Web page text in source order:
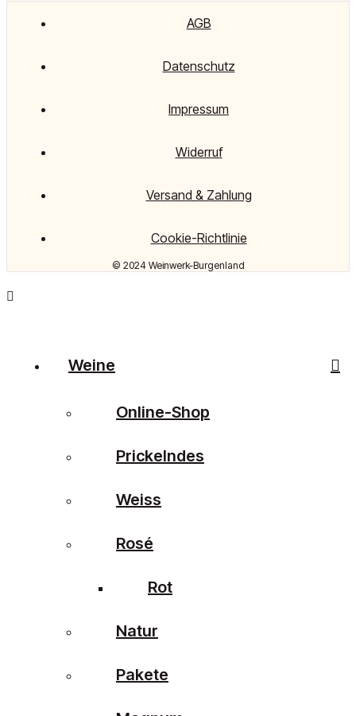
© 2024 Weinwerk-Burgenland
AGB
Datenschutz
Impressum
Widerruf
Versand & Zahlung
Cookie-Richtlinie
Weine
Online-Shop
Prickelndes
Weiss
Rosé
Rot
Natur
Pakete